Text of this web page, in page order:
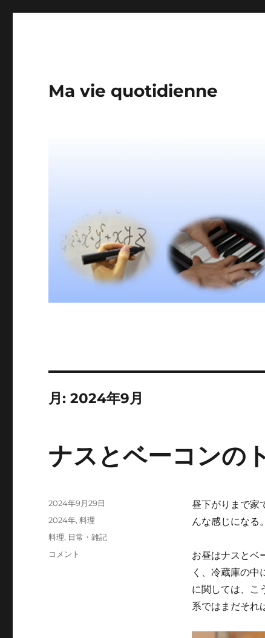
Ma vie quotidienne
月:2024年9月
ナスとベーコンの
昼下がりまで家
んな感じになる。
お昼はナスとベ
く、冷蔵庫の中
に関しては、こ
系ではまだそれ
投
2024年9月29日
カ
テ
リ
2024年,料理
タ
料理, 日常・雑記
ナ
コメント